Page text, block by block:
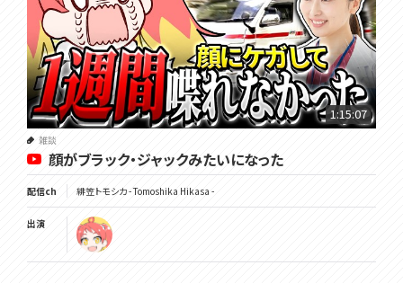
1:15:07
雑談
顔がブラック・ジャックみたいになった
配信ch 緋笠トモシカ - Tomoshika Hikasa -
出演